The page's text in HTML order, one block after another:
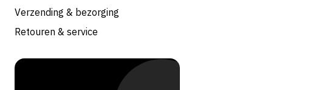
Verzending & bezorging
Retouren & service